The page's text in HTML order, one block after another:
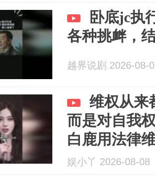
卧底jc执
各种挑衅，
越界说剧 2026-08-
维权从来
而是对自我
白鹿用法律
娱小丫 2026-08-08